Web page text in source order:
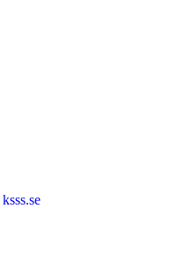
ksss.se